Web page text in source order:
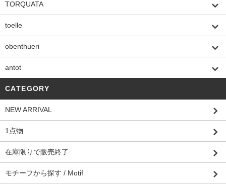
TORQUATA
toelle
obenthueri
antot
CATEGORY
NEW ARRIVAL
1点物
在庫限りで販売終了
モチーフから探す / Motif